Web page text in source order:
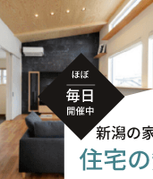
無料相談